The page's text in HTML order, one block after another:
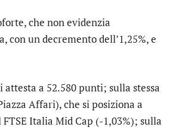
, che non evidenzia
, con un decremento dell’1,25%, e
attesta a 52.580 punti; sulla stessa
Affari), che si posiziona a
FTSE Italia Mid Cap (-1,03%); sulla